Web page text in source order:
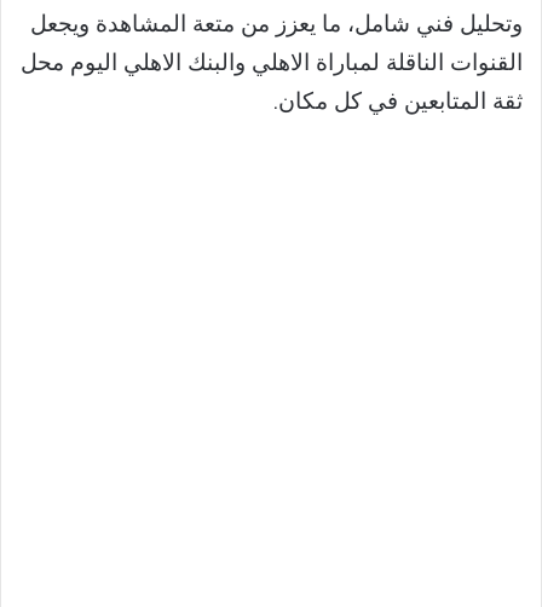
وتحليل فني شامل، ما يعزز من متعة المشاهدة ويجعل
القنوات الناقلة لمباراة الاهلي والبنك الاهلي اليوم محل
ثقة المتابعين في كل مكان.